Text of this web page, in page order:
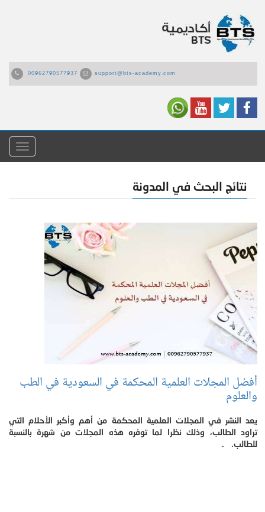
00962790577937 support@bts-academy.com
القائمة
نتائج البحث في المدونة
أفضل المجلات العلمية المحكمة في السعودية في الطب
والعلوم
يعد النشر في المجلات العلمية المحكمة من أهم وأكبر الأحلام التي
تراود الطالب، وذلك نظرا لما توفره هذه المجلات من شهرة بالنسبة
للطالب. .